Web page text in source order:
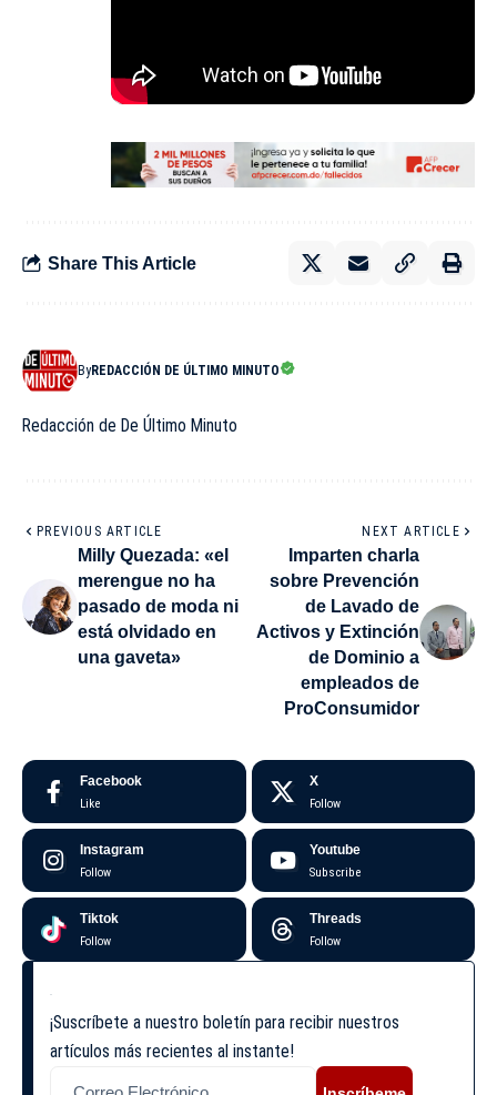
Share This Article
ByREDACCIÓN DE ÚLTIMO MINUTO
Redacción de De Último Minuto
PREVIOUS ARTICLE
Milly Quezada: «el
merengue no ha
pasado de moda ni
está olvidado en
una gaveta»
NEXT ARTICLE
Imparten charla
sobre Prevención
de Lavado de
Activos y Extinción
de Dominio a
empleados de
ProConsumidor
Facebook
Like
X
Follow
Instagram
Follow
Youtube
Subscribe
Tiktok
Follow
Threads
Follow
¡Suscríbete a nuestro boletín para recibir nuestros
artículos más recientes al instante!